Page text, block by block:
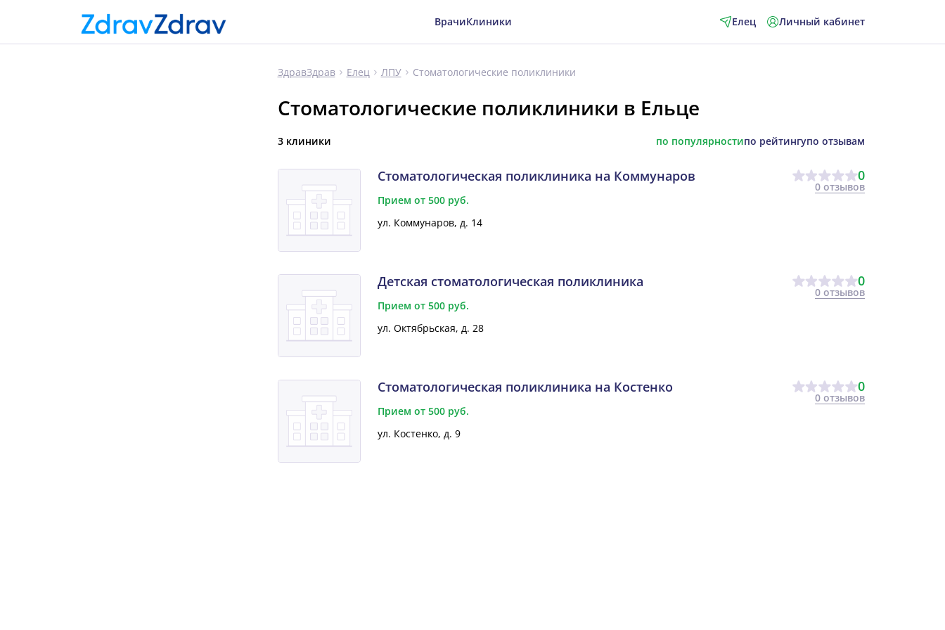
ВрачиКлиники Елец Личный кабинет
ЗдравЗдрав Елец ЛПУ Стоматологические поликлиники
Стоматологические поликлиники в Ельце
3 клиники по популярностипо рейтингупо отзывам
Стоматологическая поликлиника на Коммунаров 0
0 отзывов
Прием от 500 руб.
ул. Коммунаров, д. 14
Детская стоматологическая поликлиника 0
0 отзывов
Прием от 500 руб.
ул. Октябрьская, д. 28
Стоматологическая поликлиника на Костенко 0
0 отзывов
Прием от 500 руб.
ул. Костенко, д. 9